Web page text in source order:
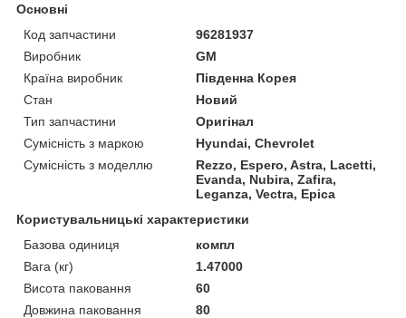
Основні
Код запчастини
96281937
Виробник
GM
Країна виробник
Південна Корея
Стан
Новий
Тип запчастини
Оригінал
Сумісність з маркою
Hyundai, Chevrolet
Сумісність з моделлю
Rezzo, Espero, Astra, Lacetti,
Evanda, Nubira, Zafira,
Leganza, Vectra, Epica
Користувальницькі характеристики
Базова одиниця
компл
Вага (кг)
1.47000
Висота паковання
60
Довжина паковання
80